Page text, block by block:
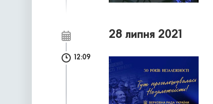
28 липня 2021
12:09